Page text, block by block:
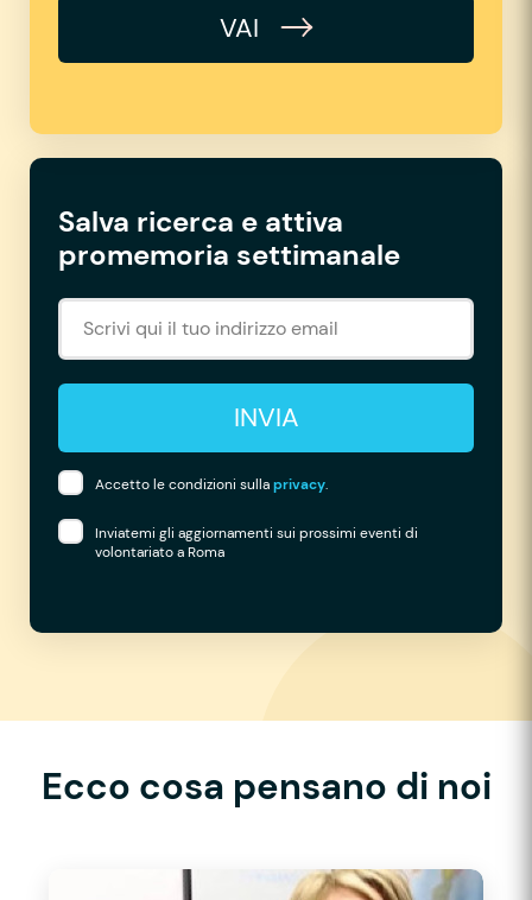
VAI
Salva ricerca e attiva
promemoria settimanale
INVIA
Accetto le condizioni sullaprivacy.
Inviatemi gli aggiornamenti sui prossimi eventi di
volontariato a Roma
Ecco cosa pensano di noi